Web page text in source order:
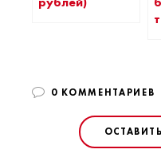
0 КОММЕНТАРИЕВ